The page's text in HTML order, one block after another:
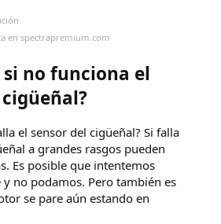
en spectrapremium.com
si no funciona el
el sensor del cigüeñal? Si falla
a grandes rasgos pueden
Es posible que intentemos
y no podamos. Pero también es
se pare aún estando en